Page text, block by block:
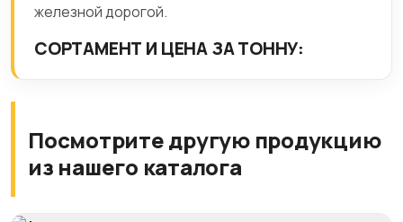
железной дорогой.
СОРТАМЕНТ И ЦЕНА ЗА ТОННУ:
Посмотрите другую продукцию
из нашего каталога